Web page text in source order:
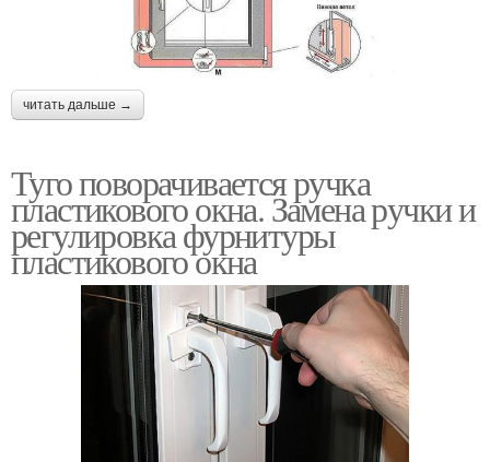
читать дальше →
Туго поворачивается ручка
пластикового окна. Замена ручки и
регулировка фурнитуры
пластикового окна